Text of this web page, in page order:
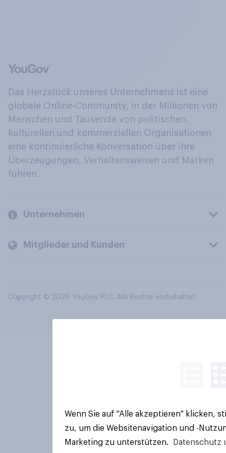
Das Herzstück unseres Unternehmens ist eine
globale Online-Community, in der Millionen von
Menschen und Tausende von politischen,
kulturellen und kommerziellen Organisationen
eine kontinuierliche Konversation über ihre
Überzeugungen, Verhaltensweisen und Marken
führen.
Unternehmen
Mitglieder und Kunden
Copyright © 2026 YouGov PLC. Alle Rechte vorbehalten.
Wenn Sie auf "Alle akzeptieren" klicken,
zu, um die Websitenavigation und -
Marketing zu unterstützen.
Datenschutz